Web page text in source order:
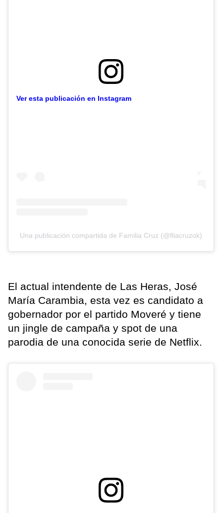
Ver esta publicación en Instagram
Una publicación compartida de Familia Cruz (@fliacruzok)
El actual intendente de Las Heras, José
María Carambia, esta vez es candidato a
gobernador por el partido Moveré y tiene
un jingle de campaña y spot de una
parodia de una conocida serie de Netflix.